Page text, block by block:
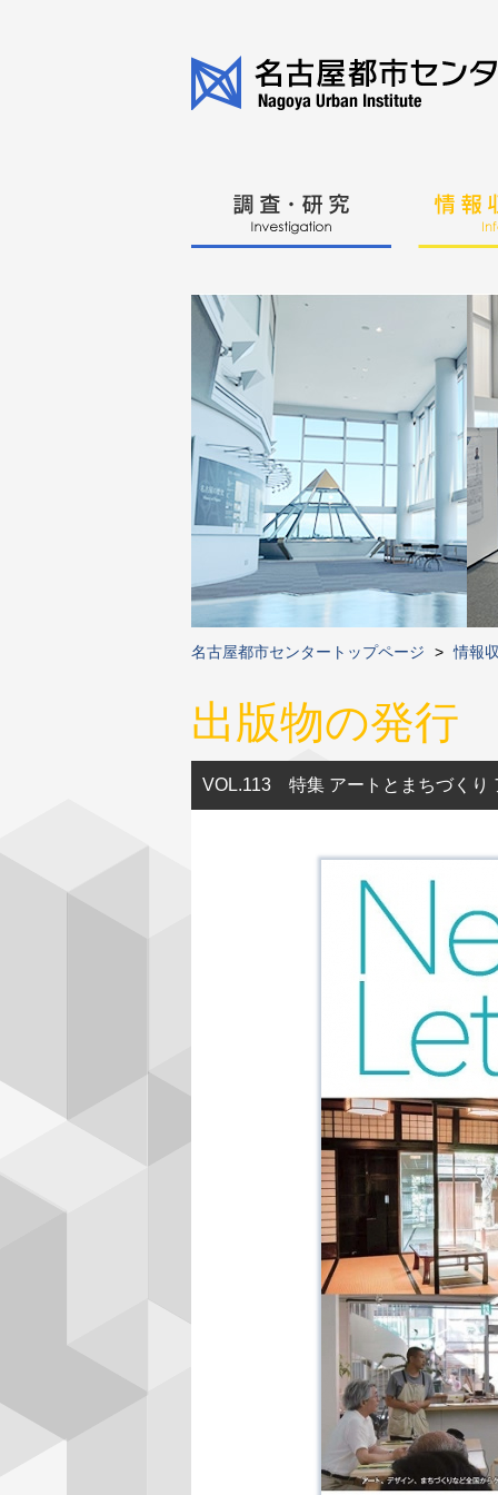
名古屋都市センタートップページ > 情報
出版物の発行
VOL.113 特集 アートとまちづくり